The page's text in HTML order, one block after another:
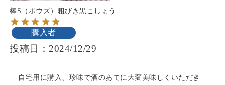
棒S（ボウズ）粗びき黒こしょう
購入者
投稿日 2024/12/29
自宅用に購入、珍味で酒のあてに大変美味しくいただき